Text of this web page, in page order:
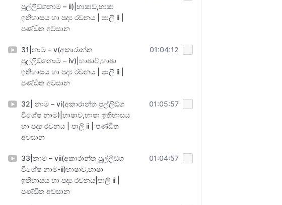
පුල්ලිඞ්ගනාම – ii)|භාෂාව,භාෂා
ඉතිහාසය හා පද්‍ය රචනය | පාලි ii |
පණ්ඩිත අවසාන
31|නාම – v(අකාරාන්ත
පුල්ලිඞ්ගනාම – iv)|භාෂාව,භාෂා
ඉතිහාසය හා පද්‍ය රචනය | පාලි ii |
පණ්ඩිත අවසාන
01:04:12
32| නාම – vi(අකාරාන්ත පුල්ලිඞ්ග
විශේෂ නාම)|භාෂාව,භාෂා ඉතිහාසය
හා පද්‍ය රචනය | පාලි ii | පණ්ඩිත
අවසාන
01:05:57
33|නාම – vii(අකාරාන්ත පුල්ලිඞ්ග
විශේෂ නාම-ii)භාෂාව,භාෂා
ඉතිහාසය හා පද්‍ය රචනය|පාලි ii |
පණ්ඩිත අවසාන
01:04:57